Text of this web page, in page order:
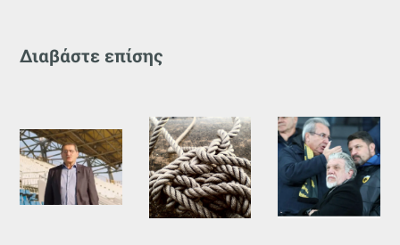
Διαβάστε επίσης